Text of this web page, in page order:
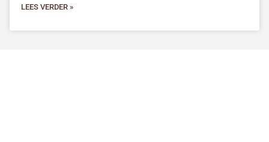
LEES VERDER »